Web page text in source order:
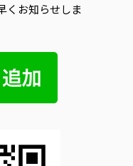
くお知らせしま